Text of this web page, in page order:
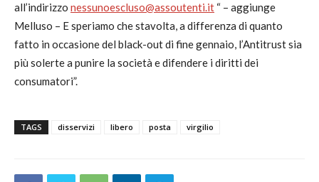
all’indirizzo nessunoescluso@assoutenti.it “ – aggiunge
Melluso – E speriamo che stavolta, a differenza di quanto
fatto in occasione del black-out di fine gennaio, l’Antitrust sia
più solerte a punire la società e difendere i diritti dei
consumatori”.
TAGS disservizi libero posta virgilio